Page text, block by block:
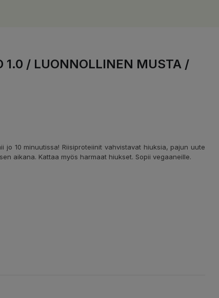
1.0 / LUONNOLLINEN MUSTA /
10 minuutissa! Riisiproteiinit vahvistavat hiuksia, pajun uute
aikana. Kattaa myös harmaat hiukset. Sopii vegaaneille.